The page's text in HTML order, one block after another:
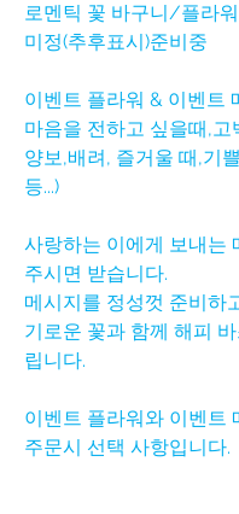
로멘틱 꽃 바구니/플라
미정(추후표시)준비중
이벤트 플라워 & 이벤트
마음을 전하고 싶을때,고
양보,배려, 즐거울 때,기
등...)
사랑하는 이에게 보내는
주시면 받습니다.
메시지를 정성껏 준비하
기로운 꽃과 함께 해피
립니다.
이벤트 플라워와 이벤트
주문시 선택 사항입니다.